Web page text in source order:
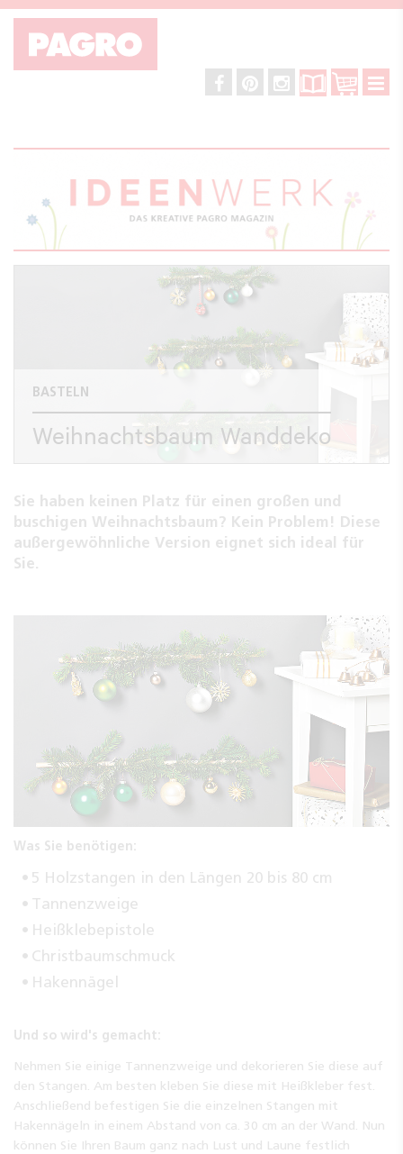
BASTELN
Weihnachtsbaum Wanddeko
Sie haben keinen Platz für einen großen und
buschigen Weihnachtsbaum? Kein Problem! Diese
außergewöhnliche Version eignet sich ideal für
Sie.
Was Sie benötigen:
5 Holzstangen in den Längen 20 bis 80 cm
Tannenzweige
Heißklebepistole
Christbaumschmuck
Hakennägel
Und so wird's gemacht:
Nehmen Sie einige Tannenzweige und dekorieren Sie diese auf
den Stangen. Am besten kleben Sie diese mit Heißkleber fest.
Anschließend befestigen Sie die einzelnen Stangen mit
Hakennägeln in einem Abstand von ca. 30 cm an der Wand. Nun
können Sie Ihren Baum ganz nach Lust und Laune festlich